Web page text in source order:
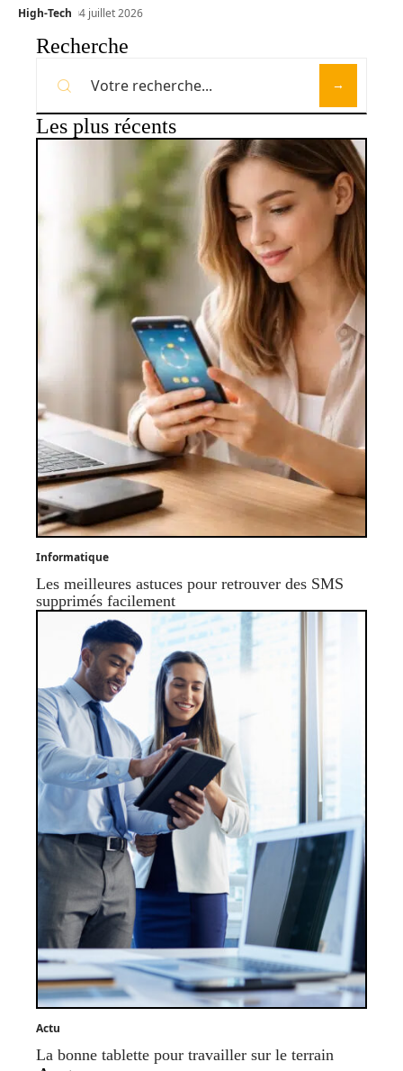
High-Tech 4 juillet 2026
Recherche
Les plus récents
Informatique
Les meilleures astuces pour retrouver des SMS
supprimés facilement
Actu
La bonne tablette pour travailler sur le terrain